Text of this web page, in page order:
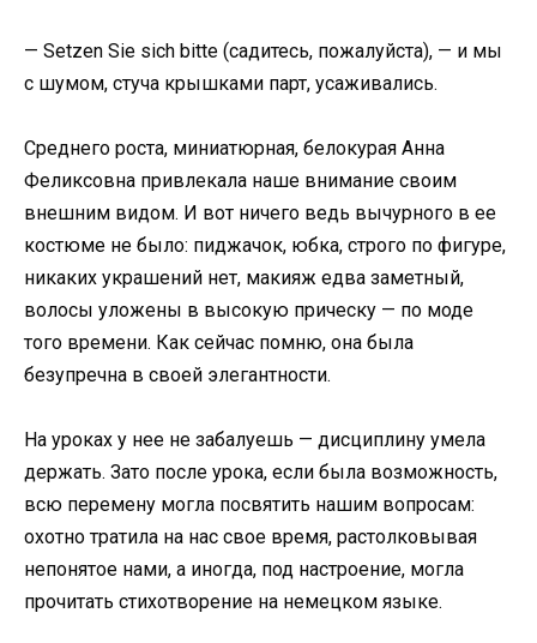
— Setzen Sie sich bitte (садитесь, пожалуйста), — и мы
с шумом, стуча крышками парт, усаживались.
Среднего роста, миниатюрная, белокурая Анна
Феликсовна привлекала наше внимание своим
внешним видом. И вот ничего ведь вычурного в ее
костюме не было: пиджачок, юбка, строго по фигуре,
никаких украшений нет, макияж едва заметный,
волосы уложены в высокую прическу — по моде
того времени. Как сейчас помню, она была
безупречна в своей элегантности.
На уроках у нее не забалуешь — дисциплину умела
держать. Зато после урока, если была возможность,
всю перемену могла посвятить нашим вопросам:
охотно тратила на нас свое время, растолковывая
непонятое нами, а иногда, под настроение, могла
прочитать стихотворение на немецком языке.